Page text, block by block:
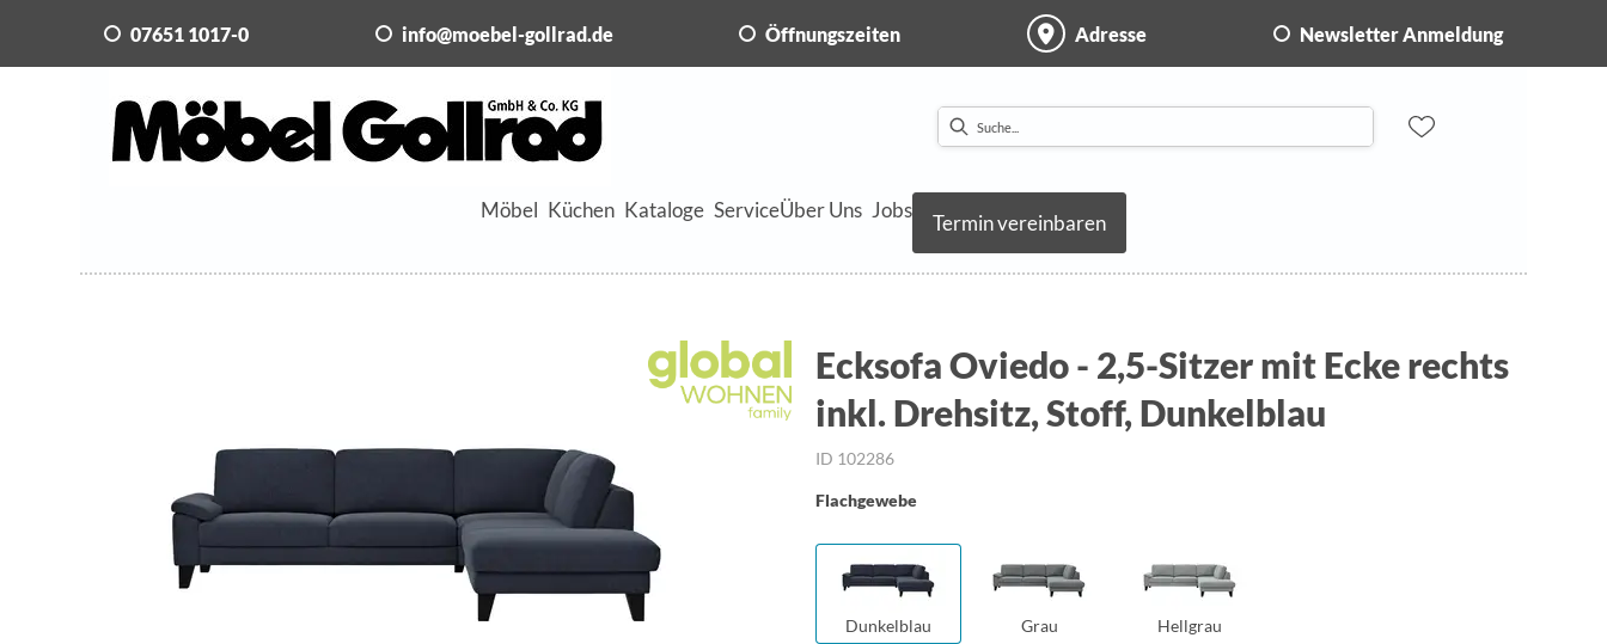
07651 1017-0 info@moebel-gollrad.de Öffnungszeiten Adresse Newsletter Anmeldung
Möbel Küchen Kataloge ServiceÜber Uns Jobs
Termin vereinbaren
Ecksofa Oviedo - 2,5-Sitzer mit Ecke rechts
inkl. Drehsitz, Stoff, Dunkelblau
ID 102286
Flachgewebe
Dunkelblau Grau Hellgrau